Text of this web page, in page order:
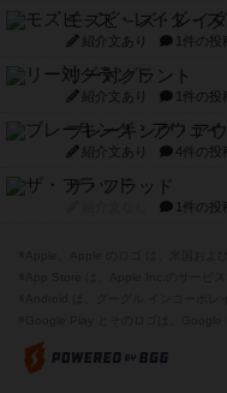
モズビ－ズ・レイ
紹介文あり 1件の投
リー対グラント
紹介文あり 1件の投
ブレーキング・ア
紹介文あり 4件の投
ザ・フラッド
1件の投